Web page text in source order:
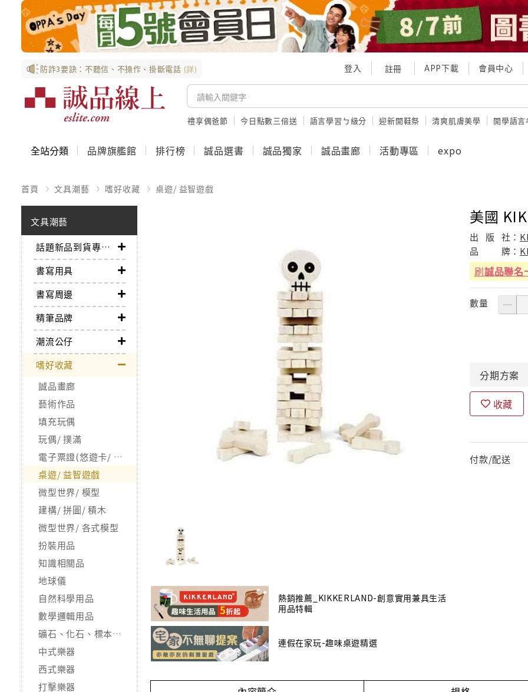
防詐3要訣：不聽信、不操作、掛斷電話 (詳) 登入 註冊 APP下載 會員中心
禮享偶爸節 今日點數三倍送 語言學習ㄅ級分 迎新開鞋祭 清爽肌膚美學 開學語
全站分類 品牌旗艦館 排行榜 誠品選書 誠品獨家 誠品畫廊 活動專區 expo
首頁 文具潮藝 嗜好收藏 桌遊/ 益智遊戲
文具潮藝
話題新品到貨專區➤
書寫用具
書寫周邊
精筆品牌
潮流公仔
嗜好收藏
誠品畫廊
藝術作品
填充玩偶
玩偶/ 撲滿
電子票證(悠遊卡/ 一卡通/ icash)
桌遊/ 益智遊戲
微型世界/ 模型
建構/ 拼圖/ 積木
微型世界/ 各式模型
扮裝用品
知識相關品
地球儀
自然科學用品
數學邏輯用品
礦石、化石、標本用品
中式樂器
西式樂器
打擊樂器
熱銷推薦_KIKKERLAND-創意實用兼具生活
用品特輯
連假在家玩-趣味桌遊精選
美國
出 版 社：
品
牌：
刷誠品聯名
數量
分期方案
收藏
付款/配送